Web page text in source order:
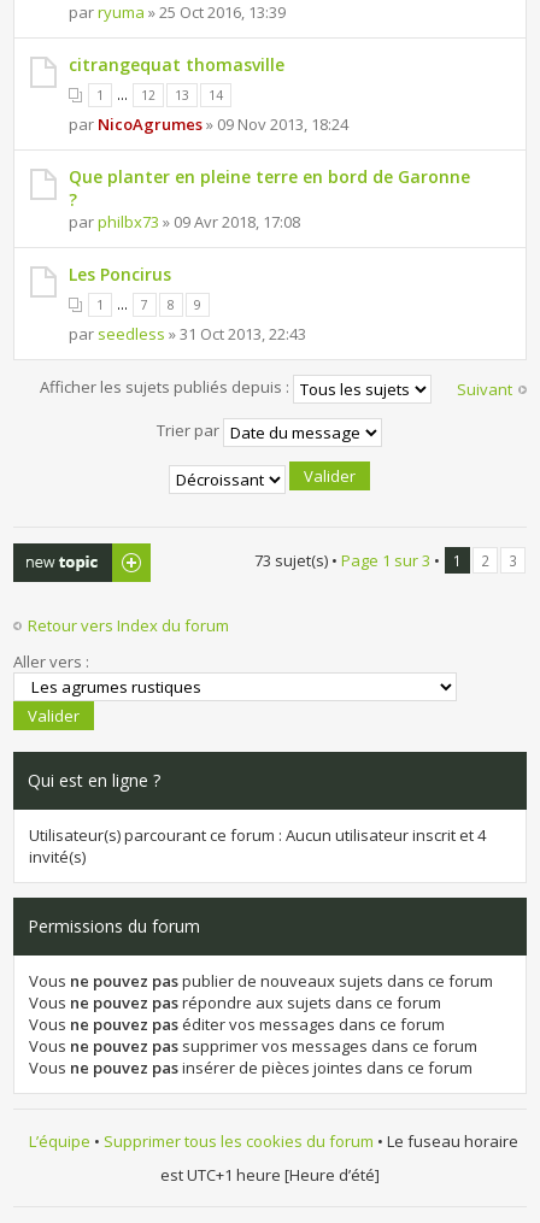
parryuma » 25 Oct 2016, 13:39
citrangequat thomasville
1 ... 12 13 14
par NicoAgrumes» 09 Nov 2013, 18:24
Que planter en pleine terre en bord de Garonne
?
parphilbx73 » 09 Avr 2018, 17:08
Les Poncirus
1 ... 7 8 9
par seedless » 31 Oct 2013, 22:43
Suivant
Afficher les sujets publiés depuis :
Trier par
Publier un
nouveau sujet
73 sujet(s) • Page 1 sur3 • 1 2 3
Retour vers Index du forum
Aller vers :
Qui est en ligne ?
Utilisateur(s) parcourant ce forum : Aucun utilisateur inscrit et 4
invité(s)
Permissions du forum
Vous ne pouvez paspublier de nouveaux sujets dans ce forum
Vous ne pouvez pasrépondre aux sujets dans ce forum
Vous ne pouvez paséditer vos messages dans ce forum
Vous ne pouvez pas supprimer vos messages dans ce forum
Vous ne pouvez pasinsérer de pièces jointes dans ce forum
L’équipe • Supprimer tous les cookies du forum • Le fuseau horaire
est UTC+1 heure [Heure d’été]